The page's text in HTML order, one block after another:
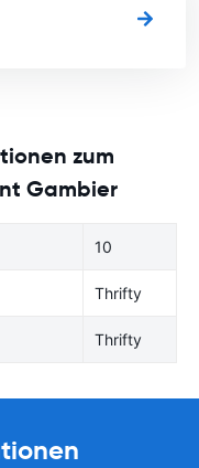
zum
Gambier
10
Thrifty
Thrifty